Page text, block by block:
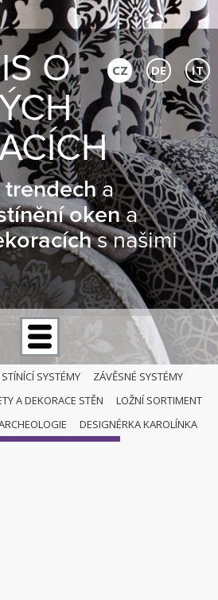
O
trendecha
okena
s našimi
CZ DE IT
STÍNÍCÍ SYSTÉMY
ZÁVĚSNÉ SYSTÉMY
A DEKORACE STĚN
LOŽNÍ SORTIMENT
DESIGNÉRKA KAROLÍNKA